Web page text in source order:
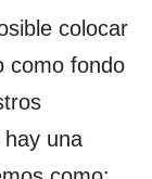
colocar
como fondo
una